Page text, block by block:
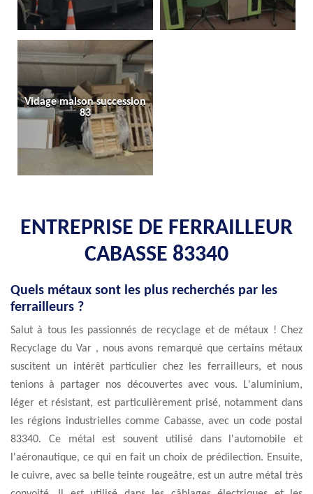
Vidage maison succession
83
ENTREPRISE DE FERRAILLEUR
CABASSE 83340
Quels métaux sont les plus recherchés par les
ferrailleurs ?
Salut à tous les passionnés de recyclage et de métaux ! Chez
Recyclage du Var , nous avons remarqué que certains métaux
suscitent un intérêt particulier chez les ferrailleurs, et nous
tenions à partager nos découvertes avec vous. L'aluminium,
léger et résistant, est particulièrement prisé, notamment dans
les régions industrielles comme Cabasse, avec un code postal
83340. Ce métal est souvent utilisé dans l'automobile et
l'aéronautique, ce qui en fait un choix de prédilection. Ensuite,
le cuivre, avec sa belle teinte rougeâtre, est un autre métal très